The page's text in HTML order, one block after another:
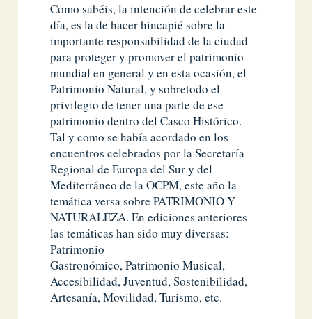
Como sabéis, la intención de celebrar este
día, es la de hacer hincapié sobre la
importante responsabilidad de la ciudad
para proteger y promover el patrimonio
mundial en general y en esta ocasión, el
Patrimonio Natural, y sobretodo el
privilegio de tener una parte de ese
patrimonio dentro del Casco Histórico.
Tal y como se había acordado en los
encuentros celebrados por la Secretaría
Regional de Europa del Sur y del
Mediterráneo de la OCPM, este año la
temática versa sobre PATRIMONIO Y
NATURALEZA. En ediciones anteriores
las temáticas han sido muy diversas:
Patrimonio
Gastronómico, Patrimonio Musical,
Accesibilidad, Juventud, Sostenibilidad,
Artesanía, Movilidad, Turismo, etc.